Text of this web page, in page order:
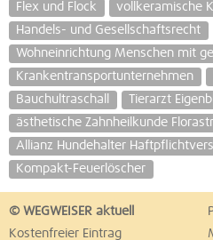
Flex und Flock
vollkeramische
Handels- und Gesellschaftsrecht
Wohneinrichtung Menschen mit
Krankentransportunternehmen
Bauchultraschall
Tierarzt
ästhetische Zahnheilkunde
Allianz Hundehalter
Kompakt-Feuerlöscher
© WEGWEISER aktuell
Kostenfreier Eintrag